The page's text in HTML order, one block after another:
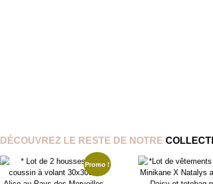
DÉCOUVREZ LE RESTE DE NOTRE
Promo !